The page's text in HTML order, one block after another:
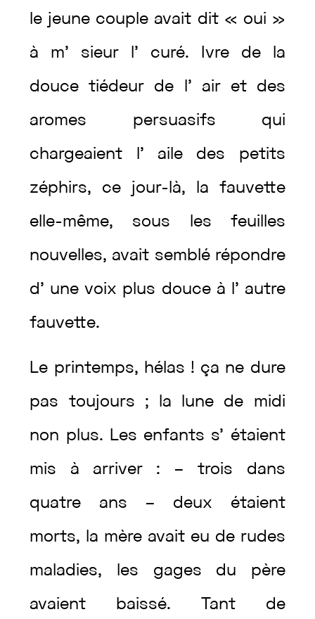
le jeune couple avait dit « oui »
à m’ sieur l’ curé. Ivre de la
doucetiédeur de l’ air et des
aromes persuasifs qui
chargeaient l’ aile des petits
zéphirs, ce jour-là, la fauvette
elle-même, sous les feuilles
nouvelles, avait semblé répondre
d’ unevoix plus douce à l’ autre
fauvette.
Le printemps, hélas ! ça ne dure
pas toujours ; la lune de midi
non plus. Les enfants s’ étaient
mis à arriver : –trois dans
quatre ans – deux étaient
morts, la mère avait eu de rudes
maladies, les gages du père
avaient baissé. Tant de